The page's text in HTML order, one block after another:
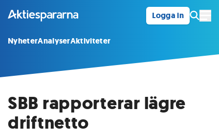
Logga in
NyheterAnalyserAktiviteter
SBB rapporterar lägre
driftnetto